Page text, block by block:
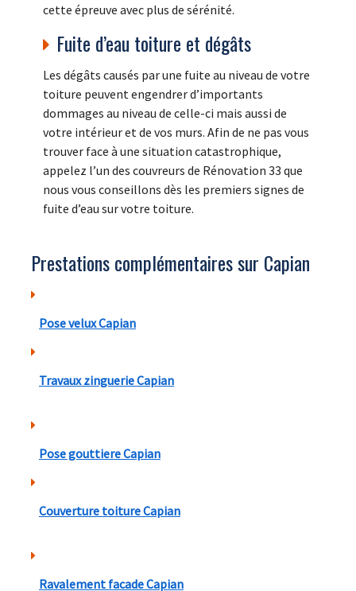
cette épreuve avec plus de sérénité.
Fuite d’eau toiture et dégâts
Les dégâts causés par une fuite au niveau de votre
toiture peuvent engendrer d’importants
dommages au niveau de celle-ci mais aussi de
votre intérieur et de vos murs. Afin de ne pas vous
trouver face à une situation catastrophique,
appelez l’un des couvreurs de Rénovation 33 que
nous vous conseillons dès les premiers signes de
fuite d’eau sur votre toiture.
Prestations complémentaires sur Capian
Pose velux Capian
Travaux zinguerie Capian
Pose gouttiere Capian
Couverture toiture Capian
Ravalement facade Capian